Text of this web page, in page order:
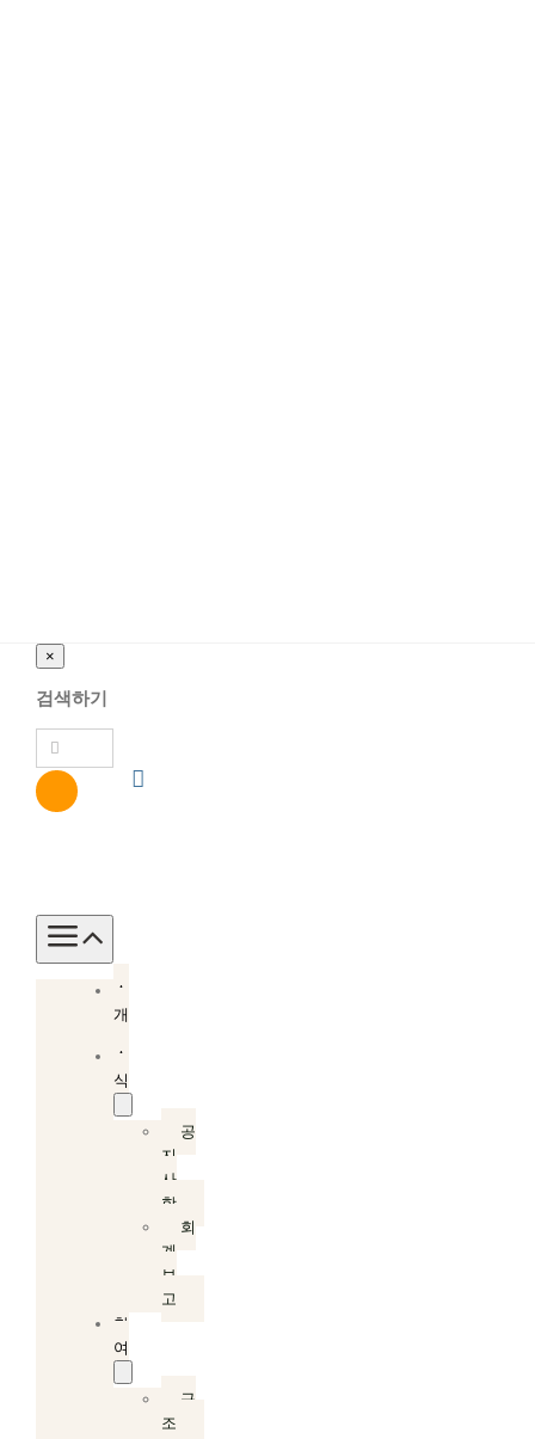
×
검색하기
Toggle
Navigation
소
개
소
식
공
지
사
항
회
계
보
고
참
여
구
조